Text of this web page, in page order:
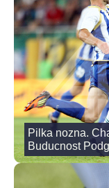
Pilka nozna.
Buducnost